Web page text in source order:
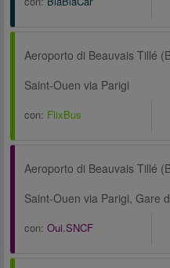
Aeroporto di Beauvais Tillé
Saint-Ouen via Parigi
con: FlixBus
Saint-Ouen via Parigi, Gare
con: Oui.SNCF